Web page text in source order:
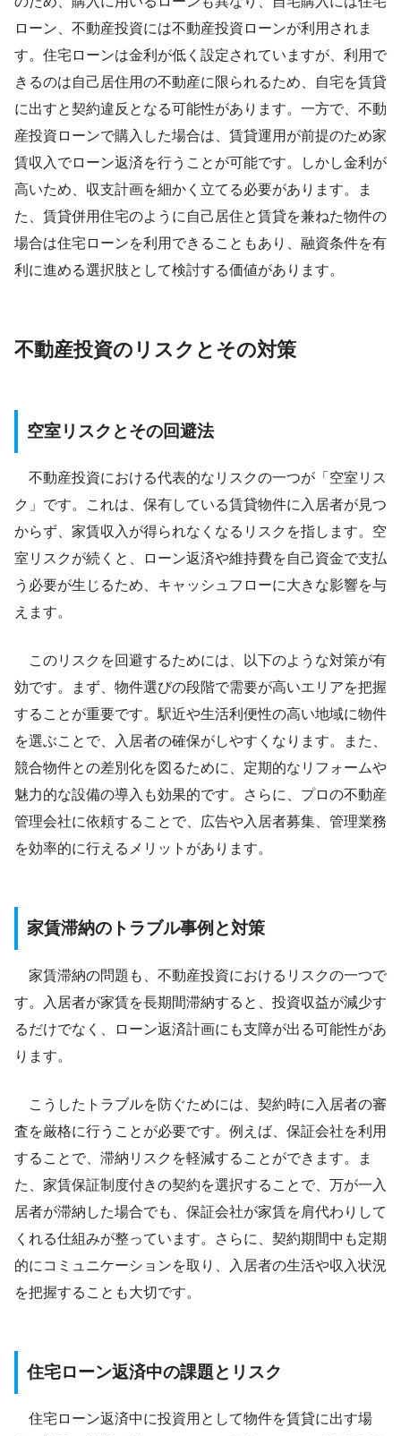
ローン、不動産投資には不動産投資ローンが利用されま
す。住宅ローンは金利が低く設定されていますが、利用で
きるのは自己居住用の不動産に限られるため、自宅を賃貸
に出すと契約違反となる可能性があります。一方で、不動
産投資ローンで購入した場合は、賃貸運用が前提のため家
賃収入でローン返済を行うことが可能です。しかし金利が
高いため、収支計画を細かく立てる必要があります。ま
た、賃貸併用住宅のように自己居住と賃貸を兼ねた物件の
場合は住宅ローンを利用できることもあり、融資条件を有
利に進める選択肢として検討する価値があります。
不動産投資のリスクとその対策
空室リスクとその回避法
不動産投資における代表的なリスクの一つが「空室リス
ク」です。これは、保有している賃貸物件に入居者が見つ
からず、家賃収入が得られなくなるリスクを指します。空
室リスクが続くと、ローン返済や維持費を自己資金で支払
う必要が生じるため、キャッシュフローに大きな影響を与
えます。
このリスクを回避するためには、以下のような対策が有
効です。まず、物件選びの段階で需要が高いエリアを把握
することが重要です。駅近や生活利便性の高い地域に物件
を選ぶことで、入居者の確保がしやすくなります。また、
競合物件との差別化を図るために、定期的なリフォームや
魅力的な設備の導入も効果的です。さらに、プロの不動産
管理会社に依頼することで、広告や入居者募集、管理業務
を効率的に行えるメリットがあります。
家賃滞納のトラブル事例と対策
家賃滞納の問題も、不動産投資におけるリスクの一つで
す。入居者が家賃を長期間滞納すると、投資収益が減少す
るだけでなく、ローン返済計画にも支障が出る可能性があ
ります。
こうしたトラブルを防ぐためには、契約時に入居者の審
査を厳格に行うことが必要です。例えば、保証会社を利用
することで、滞納リスクを軽減することができます。ま
た、家賃保証制度付きの契約を選択することで、万が一入
居者が滞納した場合でも、保証会社が家賃を肩代わりして
くれる仕組みが整っています。さらに、契約期間中も定期
的にコミュニケーションを取り、入居者の生活や収入状況
を把握することも大切です。
住宅ローン返済中の課題とリスク
住宅ローン返済中に投資用として物件を賃貸に出す場